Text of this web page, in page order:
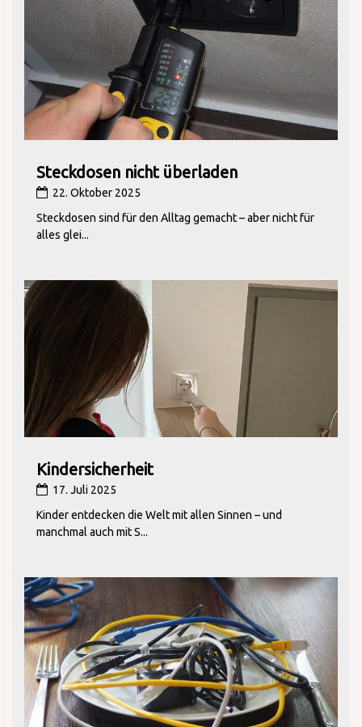
Steckdosen nicht überladen
22. Oktober 2025
Steckdosen sind für den Alltag gemacht – aber nicht für
alles glei...
Kindersicherheit
17. Juli 2025
Kinder entdecken die Welt mit allen Sinnen – und
manchmal auch mit S...